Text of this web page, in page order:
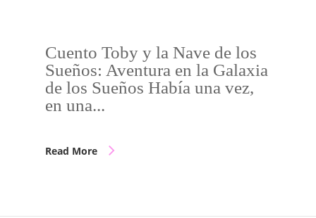
Cuento Toby y la Nave de los
Sueños: Aventura en la Galaxia
de los Sueños Había una vez,
en una...
Read More